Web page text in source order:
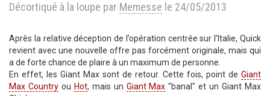
Décortiqué à la loupe par Memesse le 24/05/2013
Après la relative déception de l’opération centrée sur l’Italie, Quick
revient avec une nouvelle offre pas forcément originale, mais qui
a de forte chance de plaire à un maximum de personne.
En effet, les Giant Max sont de retour. Cette fois, point de Giant
Max Countryou Hot, mais un Giant Max "banal" et un Giant Max